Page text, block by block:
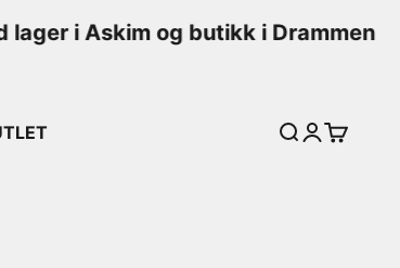
i Askim og butikk i Drammen
SøkLogg inn